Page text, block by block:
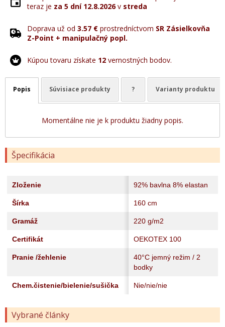
teraz je za 5 dní 12.8.2026v streda
Doprava už od 3.57 € prostredníctvom SR Zásielkovňa
Z-Point + manipulačný popl.
Kúpou tovaru získate 12 vernostných bodov.
Popis Súvisiace produkty ? Varianty produktu
Momentálne nie je k produktu žiadny popis.
Špecifikácia
Zloženie 92% bavlna 8% elastan
Šírka 160 cm
Gramáž 220 g/m2
Certifikát OEKOTEX 100
Pranie /žehlenie
40°C jemný režim / 2
bodky
Chem.čistenie/bielenie/sušička Nie/nie/nie
Vybrané články